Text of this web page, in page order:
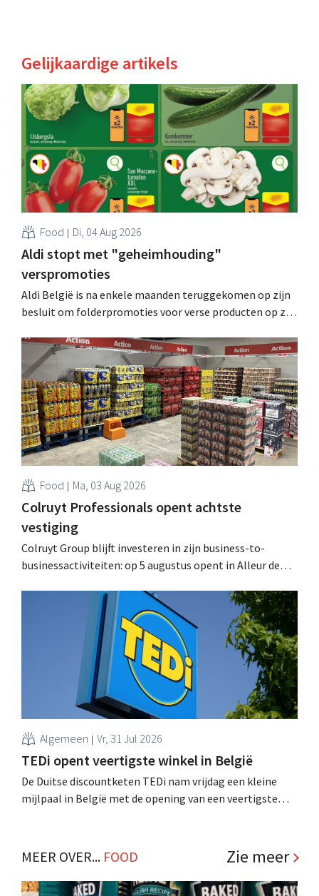
Gelijkaardige artikels
Food Di, 04 Aug 2026
Aldi stopt met "geheimhouding"
verspromoties
Aldi België is na enkele maanden teruggekomen op zijn
besluit om folderpromoties voor verse producten op zijn
werking treden: "Onze klanten willen goed
geïnformeerd worden." .
Food Ma, 03 Aug 2026
Colruyt Professionals opent achtste
vestiging
Colruyt Group blijft investeren in zijn business-to-
businessactiviteiten: op 5 augustus opent in Alleur de
winkelformule die zich uitsluitend richt op professionele
Algemeen Vr, 31 Jul 2026
TEDi opent veertigste winkel in België
De Duitse discountketen TEDi nam vrijdag een kleine
mijlpaal in België met de opening van een veertigste
MEER OVER... FOOD Zie meer